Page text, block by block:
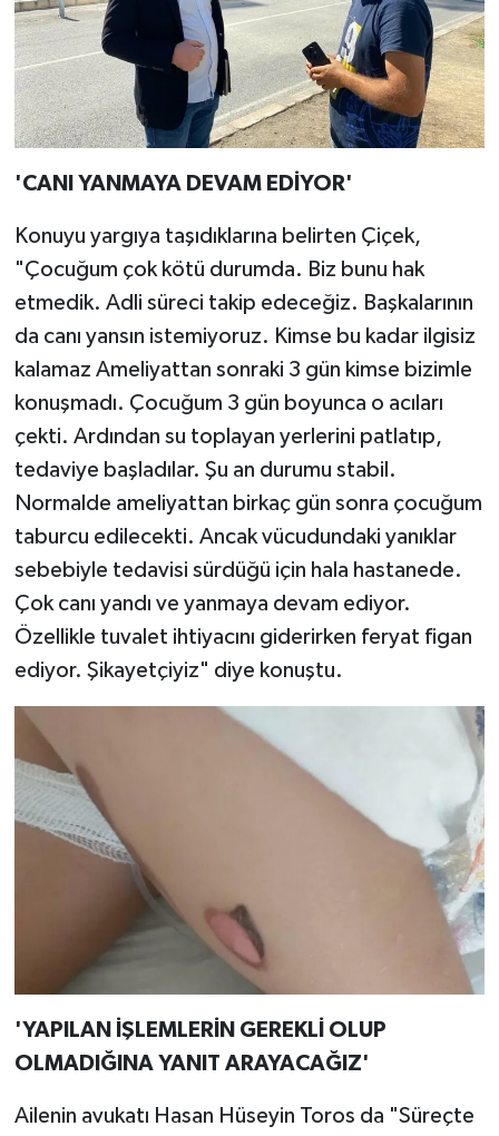
'CANI YANMAYA DEVAM EDİYOR'
Konuyu yargıya taşıdıklarına belirten Çiçek,
"Çocuğum çok kötü durumda. Biz bunu hak
etmedik. Adli süreci takip edeceğiz. Başkalarının
da canı yansın istemiyoruz. Kimse bu kadar ilgisiz
kalamaz Ameliyattan sonraki 3 gün kimse bizimle
konuşmadı. Çocuğum 3 gün boyunca o acıları
çekti. Ardından su toplayan yerlerini patlatıp,
tedaviye başladılar. Şu an durumu stabil.
Normalde ameliyattan birkaç gün sonra çocuğum
taburcu edilecekti. Ancak vücudundaki yanıklar
sebebiyle tedavisi sürdüğü için hala hastanede.
Çok canı yandı ve yanmaya devam ediyor.
Özellikle tuvalet ihtiyacını giderirken feryat figan
ediyor. Şikayetçiyiz" diye konuştu.
'YAPILAN İŞLEMLERİN GEREKLİ OLUP
OLMADIĞINA YANIT ARAYACAĞIZ'
Ailenin avukatı Hasan Hüseyin Toros da "Süreçte